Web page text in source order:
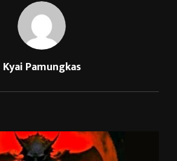
Kyai Pamungkas